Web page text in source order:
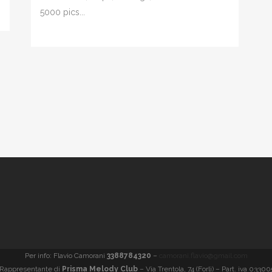
5000 pics...
Per info: Flavio Camorani 3388784320 –
di Prisma Melody Club – Via Trentola, 74 (Forlì) – Part. iva